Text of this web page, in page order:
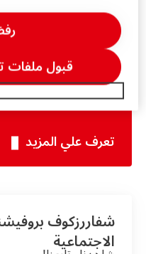
اتصل بنا!
العناية بالجمال
تعرف علي المزيد
شفاررزكوف
الاجتماعية
قبول ملفات